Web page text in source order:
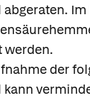
werden.
der